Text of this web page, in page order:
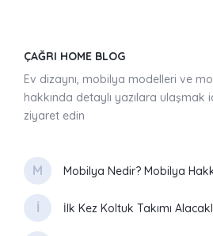
ÇAĞRI HOME BLOG
Ev dizaynı, mobilya modelleri ve
hakkında detaylı yazılara ulaşmak
ziyaret edin
M Mobilya Nedir? Mobilya
İ İlk Kez Koltuk Takımı